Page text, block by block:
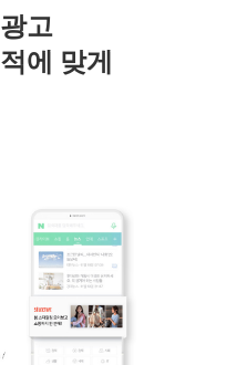
고
에 맞게